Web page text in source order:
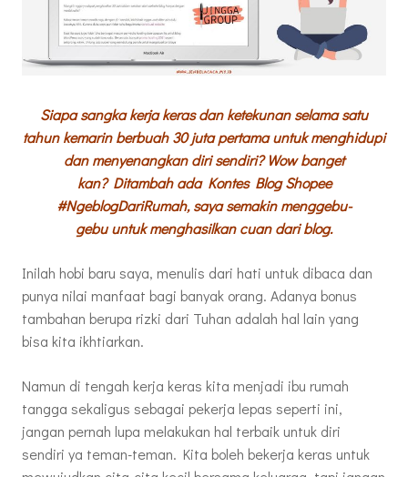
Siapa sangka kerja keras dan ketekunan selama satu
tahun kemarin berbuah30 juta pertamauntuk menghidupi
dan menyenangkan diri sendiri? Wow banget
kan? Ditambah ada Kontes Blog Shopee
#NgeblogDariRumah, saya semakin menggebu-
gebu untuk menghasilkan cuan dari blog.
Inilah hobi baru saya, menulis dari hati untuk dibaca dan
punya nilai manfaat bagi banyak orang. Adanya bonus
tambahan berupa rizki dari Tuhan adalah hal lain yang
bisa kita ikhtiarkan.
Namun di tengah kerja keras kita menjadi ibu rumah
tangga sekaligus sebagai pekerja lepas seperti ini,
jangan pernah lupa melakukan hal terbaik untuk diri
sendiri ya teman-teman. Kita boleh bekerja keras untuk